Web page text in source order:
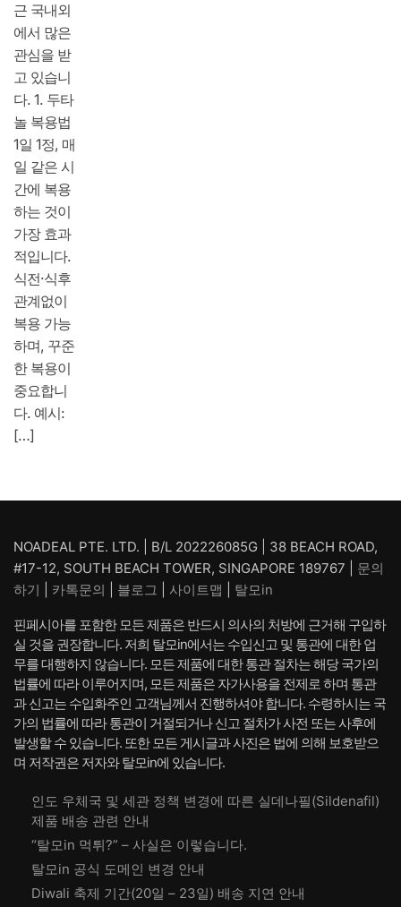
근 국내외
에서 많은
관심을 받
고 있습니
다. 1. 두타
놀 복용법
1일 1정, 매
일 같은 시
간에 복용
하는 것이
가장 효과
적입니다.
식전·식후
관계없이
복용 가능
하며, 꾸준
한 복용이
중요합니
다. 예시:
[…]
NOADEAL PTE. LTD. | B/L 202226085G | 38 BEACH ROAD,
#17-12, SOUTH BEACH TOWER, SINGAPORE 189767 | 문의
하기
카톡문의 블로그 사이트맵 탈모in
핀페시아를 포함한 모든 제품은 반드시 의사의 처방에 근거해 구입하
실 것을 권장합니다. 저희 탈모in에서는 수입신고 및 통관에 대한 업
무를 대행하지 않습니다. 모든 제품에 대한 통관 절차는 해당 국가의
법률에 따라 이루어지며, 모든 제품은 자가사용을 전제로 하며 통관
과 신고는 수입화주인 고객님께서 진행하셔야 합니다. 수령하시는 국
가의 법률에 따라 통관이 거절되거나 신고 절차가 사전 또는 사후에
발생할 수 있습니다. 또한 모든 게시글과 사진은 법에 의해 보호받으
며 저작권은 저자와 탈모in에 있습니다.
인도 우체국 및 세관 정책 변경에 따른 실데나필(Sildenafil)
제품 배송 관련 안내
“탈모in 먹튀?” – 사실은 이렇습니다.
탈모in 공식 도메인 변경 안내
Diwali 축제 기간(20일 – 23일) 배송 지연 안내